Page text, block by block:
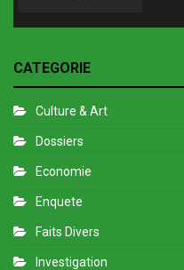
CATEGORIE
Culture & Art
Dossiers
Economie
Enquete
Faits Divers
Investigation